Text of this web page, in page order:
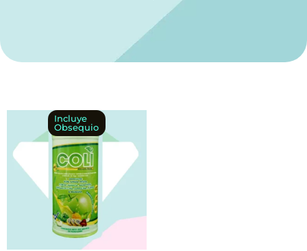
Incluye
Obsequio
precios:
desde
producto
tiene
múltiples
variantes.
opciones